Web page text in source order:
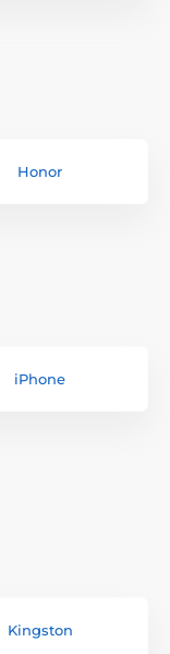
Honor
iPhone
Kingston